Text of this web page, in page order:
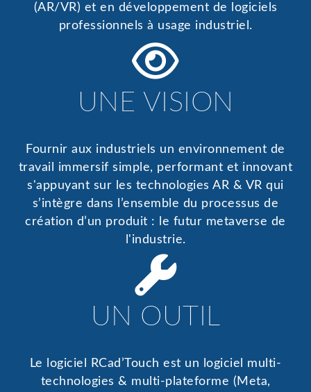
(AR/VR) et en développement de logiciels
professionnels à usage industriel.
UNE VISION
Fournir aux industriels un environnement de
travail immersif simple, performant et innovant
s'appuyant sur les technologies AR & VR qui
s’intègre dans l’ensemble du processus de
création d’un produit : le futur metaverse de
l'industrie.
UN OUTIL
Le logiciel RCad’Touch est un logiciel multi-
technologies & multi-plateforme (Meta,